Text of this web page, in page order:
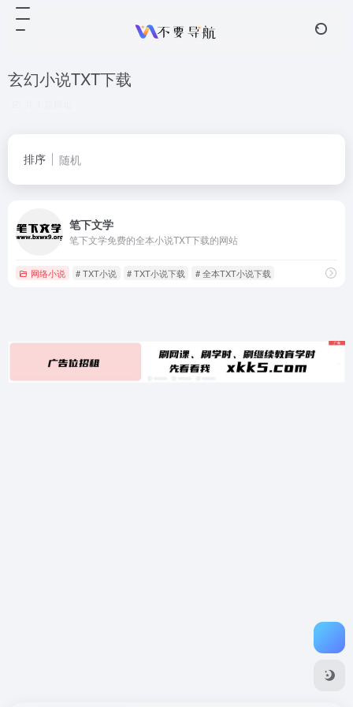
玄幻小说TXT下载
排序 随机
笔下文学
笔下文学免费的全本小说TXT下载的网站
网络小说 # TXT小说 # TXT小说下载 # 全本TXT小说下载